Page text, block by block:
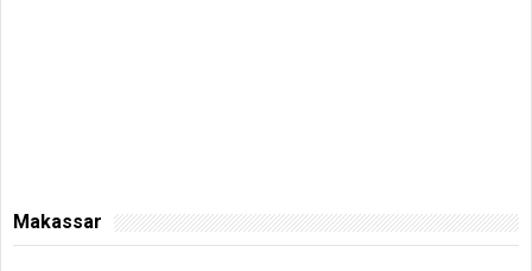
Makassar